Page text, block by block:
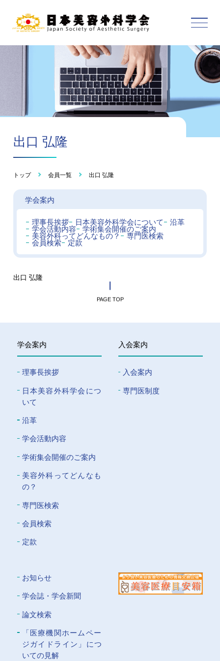
出口 弘隆
トップ 会員一覧 出口 弘隆
学会案内
理事長挨拶 日本美容外科学会について
沿革
学会活動内容
学術集会開催のご案内
美容外科ってどんなもの？
専門医検索
会員検索
定款
出口 弘隆
PAGE TOP
学会案内
理事長挨拶
⽇本美容外科学会につ
いて
沿革
学会活動内容
学術集会開催のご案内
美容外科ってどんなも
の？
専門医検索
会員検索
定款
入会案内
入会案内
専門医制度
お知らせ
学会誌・学会新聞
論文検索
「医療機関ホームペー
ジガイドライン」につ
いての⾒解